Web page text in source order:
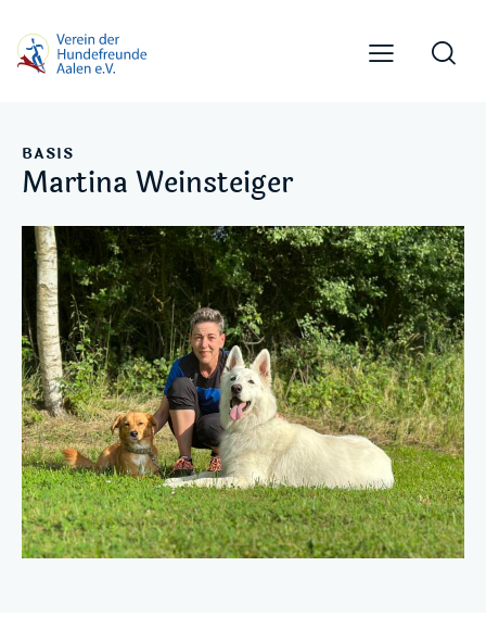
BASIS
Martina Weinsteiger